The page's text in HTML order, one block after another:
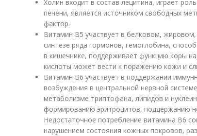
Холин входит в состав лецитина, играет
печени, является источником свободных
фактор.
Витамин В5 участвует в белковом,
синтезе ряда гормонов, гемоглобина,
в кишечнике, поддерживает функцию коры
кислоты может вести к поражению кожи и
Витамин В6 участвует в поддержании
возбуждения в центральной нервной
метаболизме триптофана, липидов и
формированию эритроцитов, поддержанию
Недостаточное потребление витамина В6
нарушением состояния кожных покровов,